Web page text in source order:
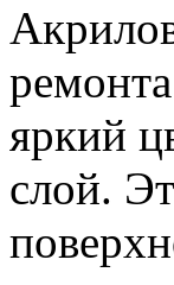
яркий
слой.